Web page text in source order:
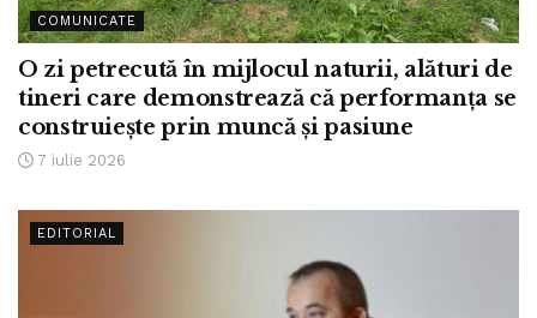
COMUNICATE
O zi petrecută în mijlocul naturii, alături de
tineri care demonstrează că performanța se
construiește prin muncă și pasiune
7 iulie 2026
EDITORIAL